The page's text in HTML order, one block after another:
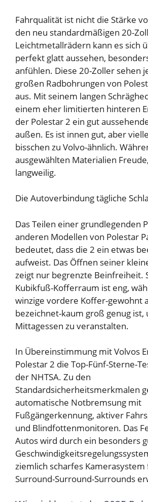
Fahrqualität ist nicht die Stärke
den neu standardmäßigen 20-
Leichtmetallrädern kann es sich
perfekt glatt aussehen,
anfühlen. Diese 20-Zoller sehen
großen Radbohrungen von
aus. Mit seinem langen
einem eher limitierten hinteren
der Polestar 2 ein gut
außen. Es ist innen gut, aber
bisschen zu Volvo-ähnlich.
ausgewählten Materialien
langweilig.
Die Autoverbindung tägliche
Das Teilen einer grundlegenden
anderen Modellen von Polestar
bedeutet, dass die 2 ein etwas
aufweist. Das Öffnen seiner
zeigt nur begrenzte Beinfreiheit.
Kubikfuß-Kofferraum ist eng,
winzige vordere Koffer-gewohnt
bezeichnet-kaum groß genug ist,
Mittagessen zu veranstalten.
In Übereinstimmung mit Volvos
Polestar 2 die Top-Fünf-Sterne-
der NHTSA. Zu den
Standardsicherheitsmerkmalen
automatische Notbremsung mit
Fußgängerkennung, aktiver
und Blindfottenmonitoren. Das
Autos wird durch ein besonders
ziemlich scharfes
Surround-Surround-Surrounds